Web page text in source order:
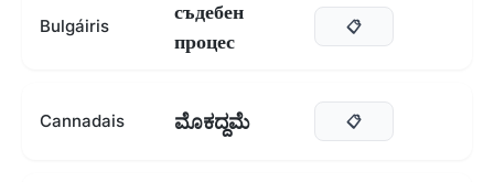
Bulgáiris
съдебен
процес
📋
Cannadais ಮೊಕದ್ದಮೆ 📋